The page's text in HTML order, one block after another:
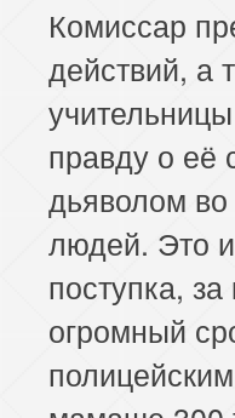
Комиссар
действий, а
правду о
дьяволом
людей. Это
поступка,
огромный